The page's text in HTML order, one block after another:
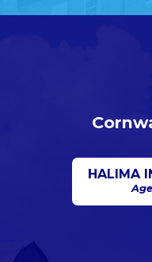
HALIMA